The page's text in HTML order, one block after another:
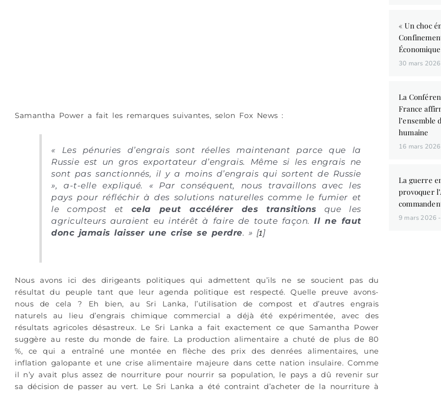
Samantha Power a fait les remarques suivantes, selon Fox News :
« Les pénuries d’engrais sont réelles maintenant parce que la
Russie est un gros exportateur d’engrais. Même si les engrais ne
sont pas sanctionnés, il y a moins d’engrais qui sortent de Russie
», a-t-elle expliqué. « Par conséquent, nous travaillons avec les
pays pour réfléchir à des solutions naturelles comme le fumier et
le compost et cela peut accélérer des transitions que les
agriculteurs auraient eu intérêt à faire de toute façon.Il ne faut
donc jamais laisser une crise se perdre. » [1]
Nous avons ici des dirigeants politiques qui admettent qu’ils ne se soucient pas du
résultat du peuple tant que leur agenda politique est respecté. Quelle preuve avons-
nous de cela ? Eh bien, au Sri Lanka, l’utilisation de compost et d’autres engrais
naturels au lieu d’engrais chimique commercial a déjà été expérimentée, avec des
résultats agricoles désastreux. Le Sri Lanka a fait exactement ce que Samantha Power
suggère au reste du monde de faire. La production alimentaire a chuté de plus de 80
%, ce qui a entraîné une montée en flèche des prix des denrées alimentaires, une
inflation galopante et une crise alimentaire majeure dans cette nation insulaire. Comme
il n’y avait plus assez de nourriture pour nourrir sa population, le pays a dû revenir sur
sa décision de passer au vert. Le Sri Lanka a été contraint d’acheter de la nourriture à
« Un choc
Économique
30 mars 2026
La
France
l’ensemble
humaine
16 mars 2026
La guerre
provoquer
9 mars 2026